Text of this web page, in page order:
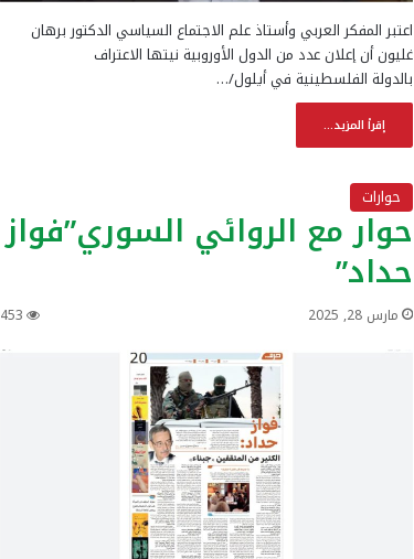
اعتبر المفكر العربي وأستاذ علم الاجتماع السياسي الدكتور برهان
غليون أن إعلان عدد من الدول الأوروبية نيتها الاعتراف
بالدولة الفلسطينية في أيلول/…
إقرأ المزيد...
حوارات
حوار مع الروائي السوري”فواز
حداد”
مارس 28, 2025 453